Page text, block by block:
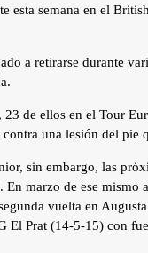
semana en el
a retirarse durante
de ellos en el Tour
una lesión del pie
sin embargo, las
marzo de ese
vuelta en
El Prat (14-5-15) con